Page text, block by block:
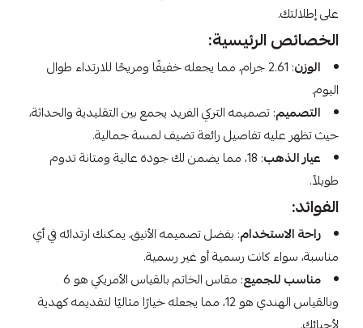
على إطلالتك.
الخصائص الرئيسية:
الوزن
: 2.61 جرام، مما يجعله خفيفًا ومريحًا للارتداء طوال
اليوم.
التصميم: تصميمه التركي الفريد يجمع بين التقليدية والحداثة،
حيث تظهر عليه تفاصيل رائعة تضيف لمسة جمالية.
عيار الذهب
: 18، مما يضمن لك جودة عالية ومتانة تدوم
طويلاً.
الفوائد:
راحة الاستخدام: بفضل تصميمه الأنيق، يمكنك ارتدائه في أي
مناسبة، سواء كانت رسمية أو غير رسمية.
مناسب للجميع
: مقاس الخاتم بالقياس الأمريكي هو 6
وبالقياس الهندي هو 12، مما يجعله خيارًا مثاليًا لتقديمه كهدية